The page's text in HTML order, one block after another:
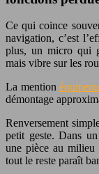
Ce qui coince
navigation, c’est
plus, un micro qui
mais vibre sur les
La mention
démontage
Renversement
petit geste. Dans
une pièce au milieu
tout le reste paraît